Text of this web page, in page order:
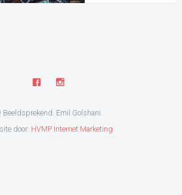
Emil Golshani.
door: HVMP Internet Marketing